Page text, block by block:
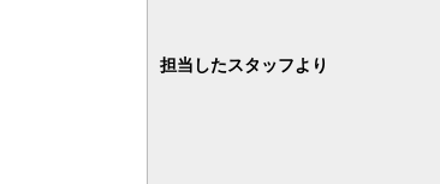
担当したスタッフより